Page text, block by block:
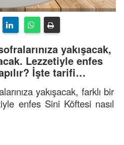
yakışacak,
Lezzetiyle enfes
İşte tarifi…
yakışacak, farklı bir
enfes Sini Köftesi nasıl